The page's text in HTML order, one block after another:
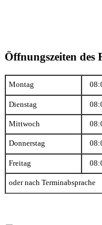
Öffnungszeiten des
Montag
Dienstag
Mittwoch
Donnerstag
Freitag
oder nach Terminabsprache